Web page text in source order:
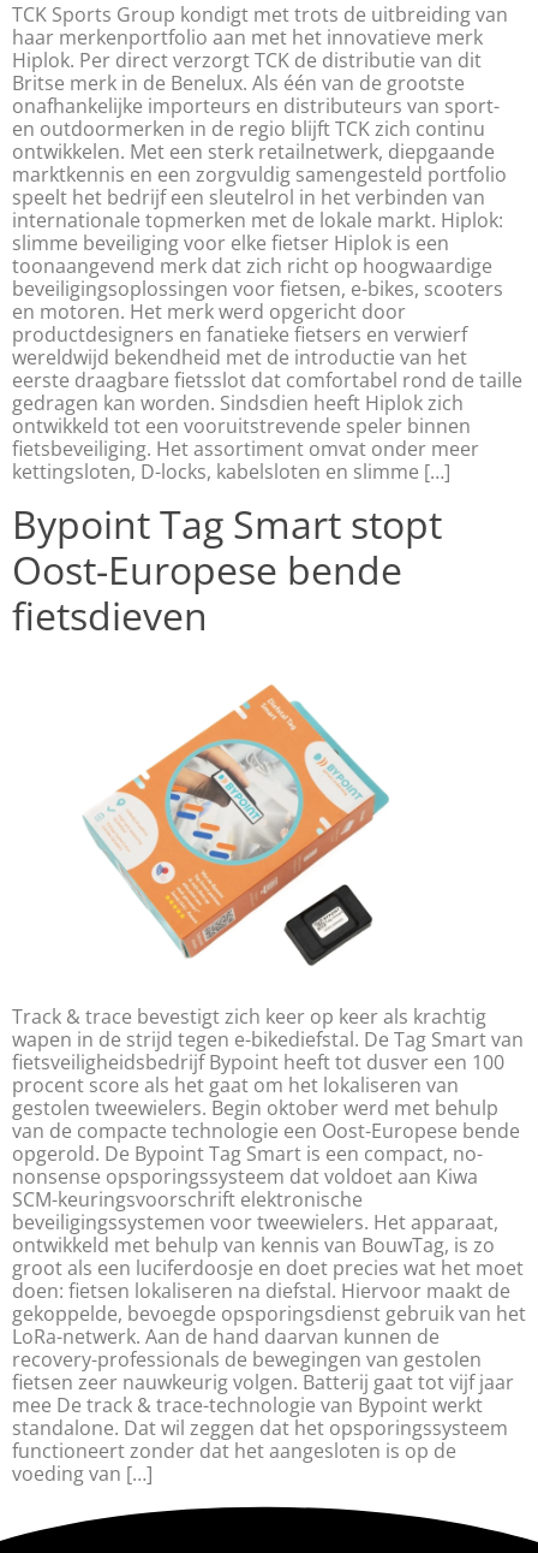
TCK Sports Group kondigt met trots de uitbreiding van
haar merkenportfolio aan met het innovatieve merk
Hiplok. Per direct verzorgt TCK de distributie van dit
Britse merk in de Benelux. Als één van de grootste
onafhankelijke importeurs en distributeurs van sport-
en outdoormerken in de regio blijft TCK zich continu
ontwikkelen. Met een sterk retailnetwerk, diepgaande
marktkennis en een zorgvuldig samengesteld portfolio
speelt het bedrijf een sleutelrol in het verbinden van
internationale topmerken met de lokale markt. Hiplok:
slimme beveiliging voor elke fietser Hiplok is een
toonaangevend merk dat zich richt op hoogwaardige
beveiligingsoplossingen voor fietsen, e-bikes, scooters
en motoren. Het merk werd opgericht door
productdesigners en fanatieke fietsers en verwierf
wereldwijd bekendheid met de introductie van het
eerste draagbare fietsslot dat comfortabel rond de taille
gedragen kan worden. Sindsdien heeft Hiplok zich
ontwikkeld tot een vooruitstrevende speler binnen
fietsbeveiliging. Het assortiment omvat onder meer
kettingsloten, D-locks, kabelsloten en slimme […]
Bypoint Tag Smart stopt
Oost-Europese bende
fietsdieven
Track & trace bevestigt zich keer op keer als krachtig
wapen in de strijd tegen e-bikediefstal. De Tag Smart van
fietsveiligheidsbedrijf Bypoint heeft tot dusver een 100
procent score als het gaat om het lokaliseren van
gestolen tweewielers. Begin oktober werd met behulp
van de compacte technologie een Oost-Europese bende
opgerold. De Bypoint Tag Smart is een compact, no-
nonsense opsporingssysteem dat voldoet aan Kiwa
SCM-keuringsvoorschrift elektronische
beveiligingssystemen voor tweewielers. Het apparaat,
ontwikkeld met behulp van kennis van BouwTag, is zo
groot als een luciferdoosje en doet precies wat het moet
doen: fietsen lokaliseren na diefstal. Hiervoor maakt de
gekoppelde, bevoegde opsporingsdienst gebruik van het
LoRa-netwerk. Aan de hand daarvan kunnen de
recovery-professionals de bewegingen van gestolen
fietsen zeer nauwkeurig volgen. Batterij gaat tot vijf jaar
mee De track & trace-technologie van Bypoint werkt
standalone. Dat wil zeggen dat het opsporingssysteem
functioneert zonder dat het aangesloten is op de
voeding van […]